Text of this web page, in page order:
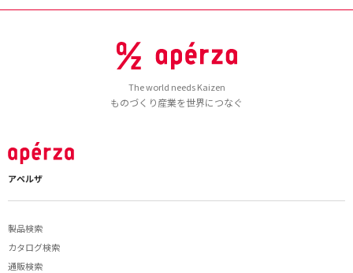
The world needs Kaizen
ものづくり産業を世界につなぐ
アペルザ
製品検索
カタログ検索
通販検索